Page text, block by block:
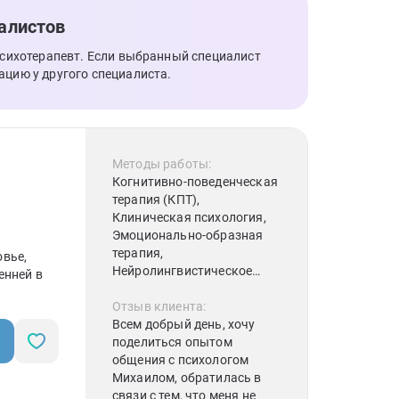
Если выбранный специалист
у другого специалиста.
в
Методы работы:
Когнитивно-поведенческая
терапия (КПТ),
Клиническая психология,
Эмоционально-образная
терапия,
Нейролингвистическое
Позитивная психотерапия,
Рационально-
эмоционально-
поведенческая терапия,
Когнитивная терапия,
Клиент-центрированная
Отзыв клиента:
Всем добрый день, хочу
поделиться опытом
общения с психологом
Михаилом, обратилась в
связи с тем, что меня не